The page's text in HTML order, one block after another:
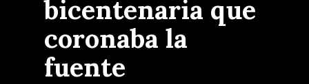
bicentenaria que
coronaba la
fuente